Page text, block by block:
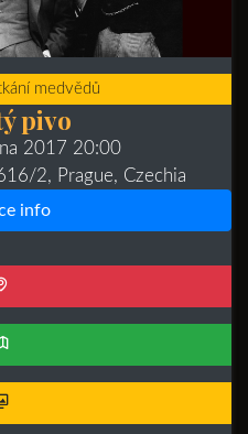
medvědů
pivo
2017 20:00
2, Prague, Czechia
info